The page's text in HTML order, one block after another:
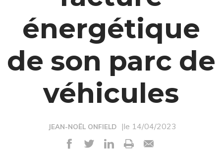
énergétique
de son parc de
véhicules
JEAN-NOËL ONFIELD |le 14/04/2023